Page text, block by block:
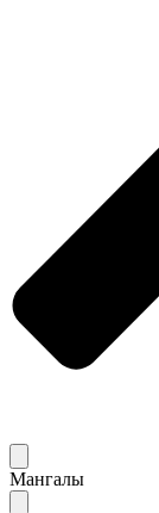
Мангалы